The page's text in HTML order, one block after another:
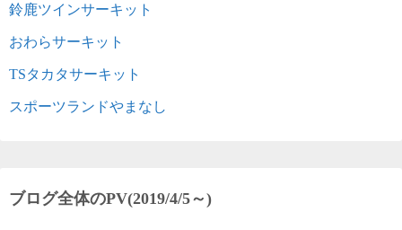
鈴鹿ツインサーキット
おわらサーキット
TSタカタサーキット
スポーツランドやまなし
ブログ全体のPV(2019/4/5～)